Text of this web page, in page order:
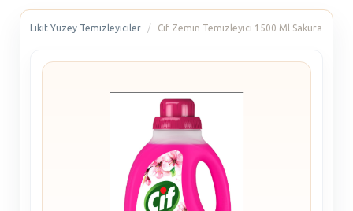
Likit Yüzey Temizleyiciler Cif Zemin Temizleyici 1500 Ml Sakura